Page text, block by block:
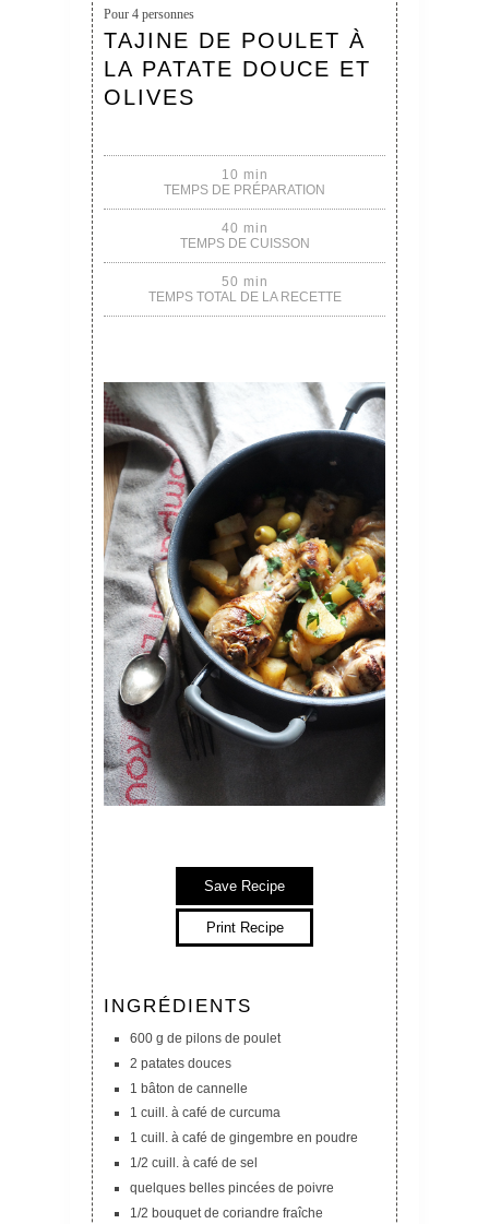
Pour 4 personnes
TAJINE DE POULET À
LA PATATE DOUCE ET
OLIVES
10 min
TEMPS DE PRÉPARATION
40 min
TEMPS DE CUISSON
50 min
TEMPS TOTAL DE LA RECETTE
Save Recipe
Print Recipe
INGRÉDIENTS
600 g de pilons de poulet
2 patates douces
1 bâton de cannelle
1 cuill. à café de curcuma
1 cuill. à café de gingembre en poudre
1/2 cuill. à café de sel
quelques belles pincées de poivre
1/2 bouquet de coriandre fraîche